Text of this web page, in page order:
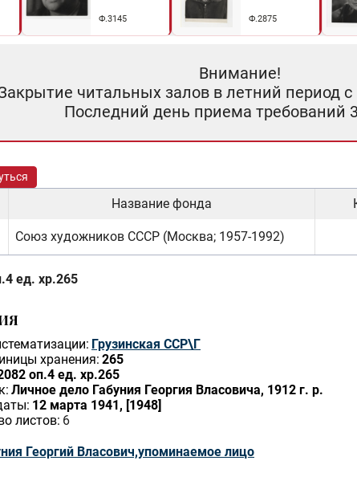
Ф.3145 Ф.2875
Внимание!
читальных залов в летний период с
Последний день приема требований
Название фонда
Союз художников СССР (Москва; 1957-1992)
ед. хр.265
Грузинская ССР\Г
хранения: 265
оп.4 ед. хр.265
Личное дело Габуния Георгия Власовича, 1912 г. р.
12 марта 1941, [1948]
листов: 6
Георгий Власович,упоминаемое лицо